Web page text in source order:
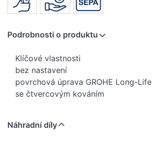
Podrobnosti o produktu
Klíčové vlastnosti
bez nastavení
povrchová úprava GROHE Long-Life
se čtvercovým kováním
Náhradní díly